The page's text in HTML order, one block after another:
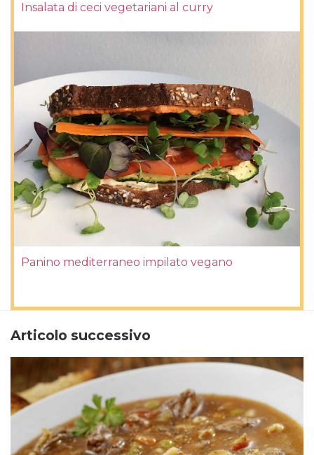
Insalata di ceci vegetariani al curry
Panino mediterraneo impilato vegano
Articolo successivo